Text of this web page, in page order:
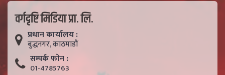
वर्गदृष्टि मिडिया प्रा. लि.
प्रधान कार्यालय :
बुद्धनगर, काठमाडाैं
सम्पर्क फाेन :
01-4785763